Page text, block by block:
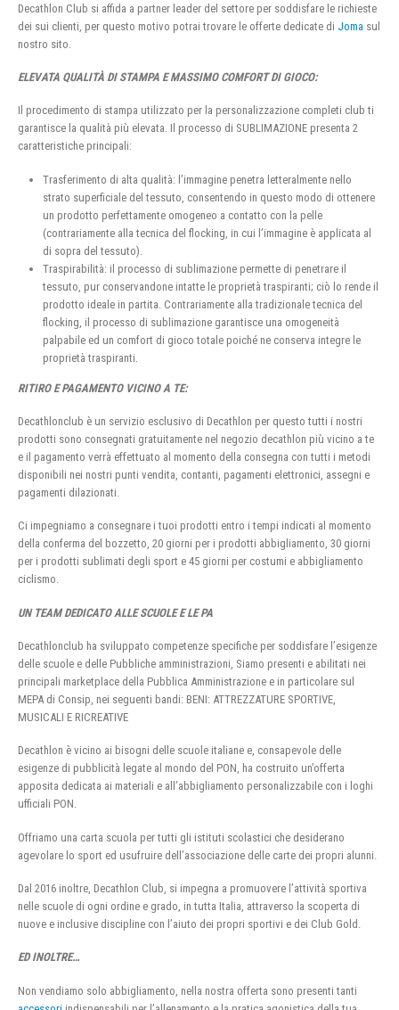
Decathlon Club si affida a partner leader del settore per soddisfare le richieste
dei sui clienti, per questo motivo potrai trovare le offerte dedicate di Joma sul
nostro sito.
ELEVATA QUALITÀ DI STAMPA E MASSIMO COMFORT DI GIOCO:
Il procedimento di stampa utilizzato per la personalizzazione completi club ti
garantisce la qualità più elevata. Il processo di SUBLIMAZIONE presenta 2
caratteristiche principali:
Trasferimento di alta qualità: l’immagine penetra letteralmente nello
strato superficiale del tessuto, consentendo in questo modo di ottenere
un prodotto perfettamente omogeneo a contatto con la pelle
(contrariamente alla tecnica del flocking, in cui l’immagine è applicata al
di sopra del tessuto).
Traspirabilità: il processo di sublimazione permette di penetrare il
tessuto, pur conservandone intatte le proprietà traspiranti; ciò lo rende il
prodotto ideale in partita. Contrariamente alla tradizionale tecnica del
flocking, il processo di sublimazione garantisce una omogeneità
palpabile ed un comfort di gioco totale poiché ne conserva integre le
proprietà traspiranti.
RITIRO E PAGAMENTO VICINO A TE:
Decathlonclub è un servizio esclusivo di Decathlon per questo tutti i nostri
prodotti sono consegnati gratuitamente nel negozio decathlon più vicino a te
e il pagamento verrà effettuato al momento della consegna con tutti i metodi
disponibili nei nostri punti vendita, contanti, pagamenti elettronici, assegni e
pagamenti dilazionati.
Ci impegniamo a consegnare i tuoi prodotti entro i tempi indicati al momento
della conferma del bozzetto, 20 giorni per i prodotti abbigliamento, 30 giorni
per i prodotti sublimati degli sport e 45 giorni per costumi e abbigliamento
ciclismo.
UN TEAM DEDICATO ALLE SCUOLE E LE PA
Decathlonclub ha sviluppato competenze specifiche per soddisfare l’esigenze
delle scuole e delle Pubbliche amministrazioni, Siamo presenti e abilitati nei
principali marketplace della Pubblica Amministrazione e in particolare sul
MEPA di Consip, nei seguenti bandi: BENI: ATTREZZATURE SPORTIVE,
MUSICALI E RICREATIVE
Decathlon è vicino ai bisogni delle scuole italiane e, consapevole delle
esigenze di pubblicità legate al mondo del PON, ha costruito un’offerta
apposita dedicata ai materiali e all’abbigliamento personalizzabile con i loghi
ufficiali PON.
Offriamo una carta scuola per tutti gli istituti scolastici che desiderano
agevolare lo sport ed usufruire dell’associazione delle carte dei propri alunni.
Dal 2016 inoltre, Decathlon Club, si impegna a promuovere l’attività sportiva
nelle scuole di ogni ordine e grado, in tutta Italia, attraverso la scoperta di
nuove e inclusive discipline con l’aiuto dei propri sportivi e dei Club Gold.
ED INOLTRE…
Non vendiamo solo abbigliamento, nella nostra offerta sono presenti tanti